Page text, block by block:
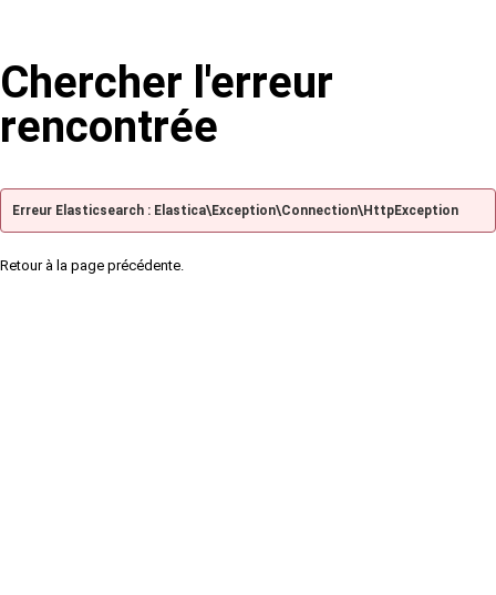
Chercher l'erreur
rencontrée
Erreur Elasticsearch : Elastica\Exception\Connection\HttpException
Retour à la page précédente.